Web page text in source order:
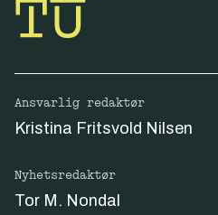
Ansvarlig redaktør
Kristina Fritsvold Nilsen
Nyhetsredaktør
Tor M. Nondal